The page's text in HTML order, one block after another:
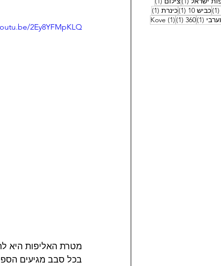
2Ey8YFMpKLQ
מטרת האליפות היא
בכל סבב מגיעים
1(1) פוסט 1
כביש 10 (1) פוסט 1
כינרת (1) פוסט 1
(1) פוסט 1
360
(1) פוסט 1Kove (1)